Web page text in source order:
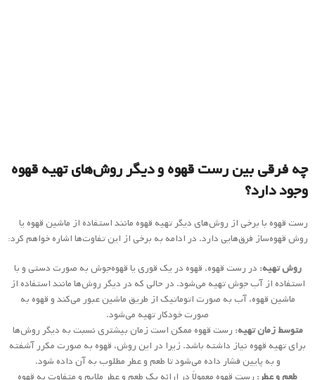
صورت خودکار تهیه می‌شود.
متوسط زمان تهیه:رست قهوه ممکن است زمان بیشتری نسبت به دیگر روش‌ها
برای تهیه قهوه نیاز داشته باشد. زیرا در این روش، قهوه به صورت مکرر آشفته
طعم و عطر:رست قهوه معمولاً در ارائه یک طعم و عطر ملایم و متفاوت به قهوه
تأثیرگذار است. این روش می‌تواند به طعم قهوه عمق و پیچیدگی بیشتری ببخشد.
کنترل کنید. می‌توانید میزان آشفتگی و زمان نگهداری قهوه در آب را تنظیم
کنید. در حالی که در دیگر روش‌ها، ماشین قهوه تنظیمات خاصی برای تهیه قهوه
دارد و شما کمترین کنترل را بر روی فرایند دارید.
به طور کلی، رست قهوه یک روش سنتی و دستی برای تهیه قهوه است که می‌تواند
تجربه‌ای منحصر به فرد و لذت‌بخش را برای علاقه‌مندان به قهوه ایجاد کند.